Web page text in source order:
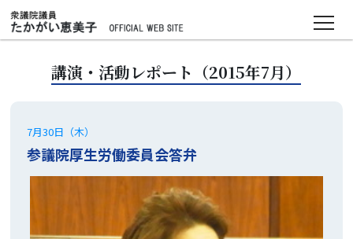
ＴＯＰ
・素顔
基本理念・政策
講演・活動レポート（2015年7月）
7月30日（木）
参議院厚生労働委員会答弁